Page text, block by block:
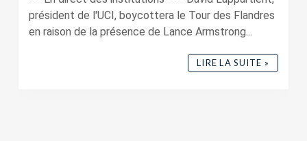
président de l'UCI, boycottera le Tour des Flandres
en raison de la présence de Lance Armstrong...
LIRE LA SUITE »